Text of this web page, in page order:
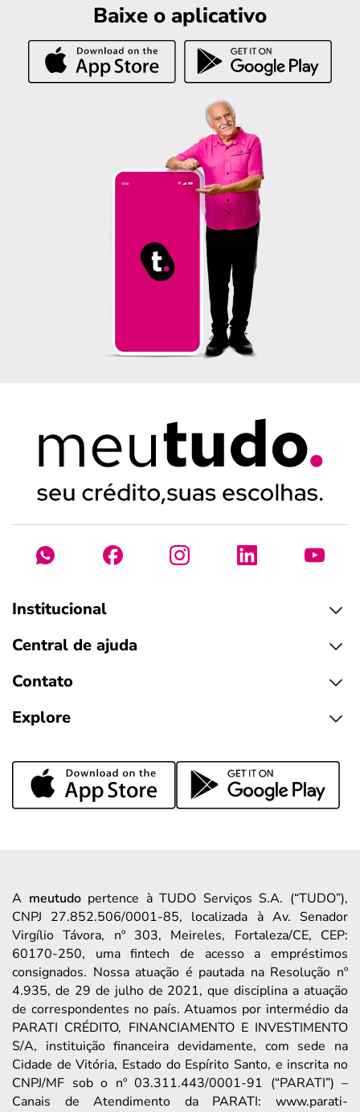
Baixe o aplicativo
Institucional
Central de ajuda
Contato
Explore
A meutudopertence à TUDO Serviços S.A. (“TUDO”),
CNPJ 27.852.506/0001-85, localizada à Av. Senador
Virgílio Távora, nº 303, Meireles, Fortaleza/CE, CEP:
60170-250, uma fintech de acesso a empréstimos
consignados. Nossa atuação é pautada na Resolução nº
4.935, de 29 de julho de 2021, que disciplina a atuação
de correspondentes no país. Atuamos por intermédio da
PARATI CRÉDITO, FINANCIAMENTO E INVESTIMENTO
S/A, instituição financeira devidamente, com sede na
Cidade de Vitória, Estado do Espírito Santo, e inscrita no
CNPJ/MF sob o nº 03.311.443/0001-91 (“PARATI”) –
Canais de Atendimento da PARATI: www.parati-